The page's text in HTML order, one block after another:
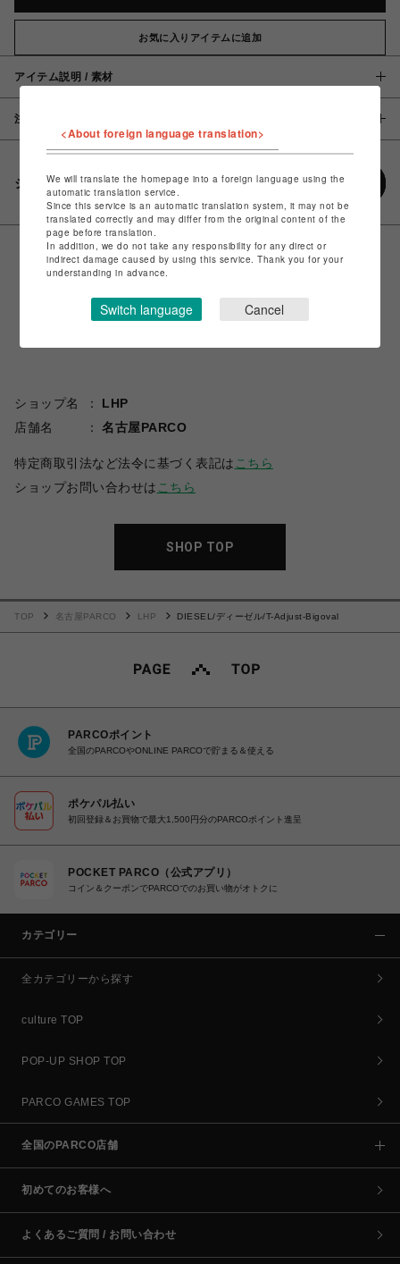
お気に入りアイテムに追加
アイテム説明 / 素材
注意事項
シェアする
ショップ名
LHP
店舗名
名古屋PARCO
特定商取引法など法令に基づく表記は こちら
ショップお問い合わせは こちら
SHOP TOP
TOP 名古屋PARCO LHP DIESEL/ディーゼル/T-Adjust-Bigoval
PARCOポイント
全国のPARCOやONLINE PARCOで貯まる＆使える
ポケパル払い
初回登録＆お買物で最大1,500円分のPARCOポイント進呈
POCKET PARCO（公式アプリ）
コイン＆クーポンでPARCOでのお買い物がオトクに
カテゴリー
全カテゴリーから探す
culture TOP
POP-UP SHOP TOP
PARCO GAMES TOP
全国のPARCO店舗
初めてのお客様へ
よくあるご質問 / お問い合わせ
<About foreign language translation>
We will translate the homepage into a foreign language using the
automatic translation service.
Since this service is an automatic translation system, it may not be
translated correctly and may differ from the original content of the
page before translation.
In addition, we do not take any responsibility for any direct or
indirect damage caused by using this service. Thank you for your
understanding in advance.
Switch language Cancel